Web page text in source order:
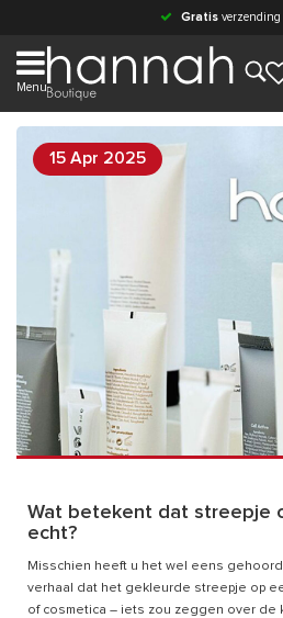
Gratisverzending
Menu
15 Apr 2025
Wat betekent dat streepje
echt?
Misschien heeft u het wel eens
verhaal dat het gekleurde streepje op
of cosmetica – iets zou zeggen over de